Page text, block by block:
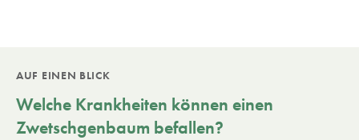
AUF EINEN BLICK
Welche Krankheiten können einen
Zwetschgenbaum befallen?